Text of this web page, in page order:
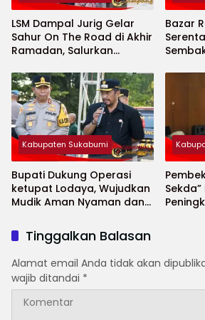
LSM Dampal Jurig Gelar
Sahur On The Road di Akhir
Ramadan, Salurkan
Jompo dan Anak Yatim
Bazar
Kabupaten Sukabumi
Bupati Dukung Operasi
ketupat Lodaya, Wujudkan
Mudik Aman Nyaman dan
Tinggalkan Balasan
Alamat email Anda tidak akan
wajib ditandai *